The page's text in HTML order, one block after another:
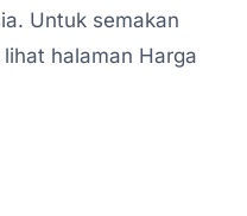
Untuk semakan
halaman Harga